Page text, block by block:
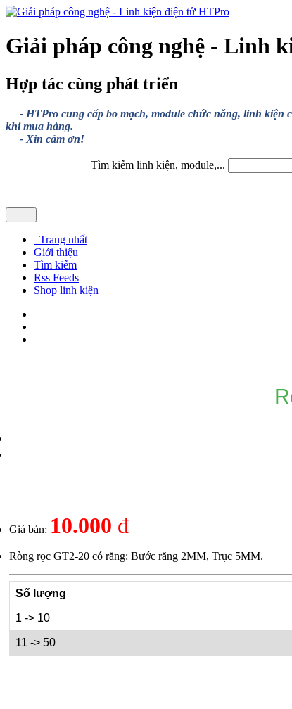
Giải pháp công nghệ - Linh
Hợp tác cùng phát triển
- HTPro cung cấp bo mạch, module chức năng, linh kiện
khi mua hàng.
- Xin cảm ơn!
Tìm kiếm linh kiện, module,...
Trang nhất
Giới thiệu
Tìm kiếm
Rss Feeds
Shop linh kiện
Giá bán: 10.000 đ
Ròng rọc GT2-20 có răng: Bước răng 2MM, Trục 5MM.
Số lượng
1 -> 10
11 -> 50